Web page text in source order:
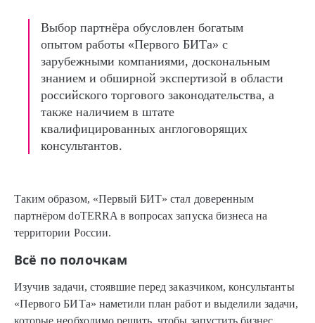
Выбор партнёра обусловлен богатым
опытом работы «Первого БИТа» с
зарубежными компаниями, доскональным
знанием и обширной экспертизой в области
российского торгового законодательства, а
также наличием в штате
квалифицированных англоговорящих
консультантов.
Таким образом, «Первый БИТ» стал доверенным
партнёром doTERRA в вопросах запуска бизнеса на
территории России.
Всё по полочкам
Изучив задачи, стоявшие перед заказчиком, консультанты
«Первого БИТа» наметили план работ и выделили задачи,